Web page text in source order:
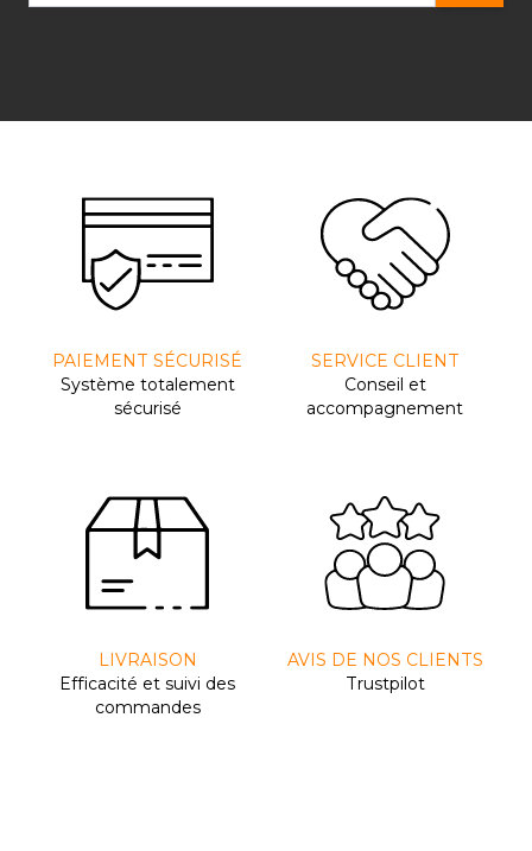
PAIEMENT SÉCURISÉ
Système totalement
sécurisé
SERVICE CLIENT
Conseil et
accompagnement
LIVRAISON
Efﬁcacité et suivi des
commandes
AVIS DE NOS CLIENTS
Trustpilot